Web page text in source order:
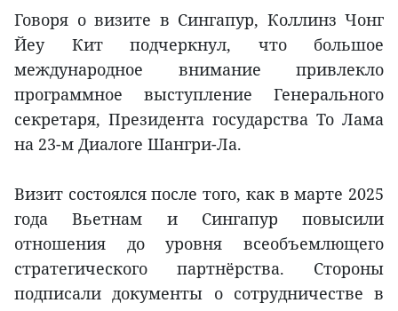
Говоря о визите в Сингапур, Коллинз Чонг
Йеу Кит подчеркнул, что большое
международное внимание привлекло
программное выступление Генерального
секретаря, Президента государства То Лама
на 23-м Диалоге Шангри-Ла.
Визит состоялся после того, как в марте 2025
года Вьетнам и Сингапур повысили
отношения до уровня всеобъемлющего
стратегического партнёрства. Стороны
подписали документы о сотрудничестве в